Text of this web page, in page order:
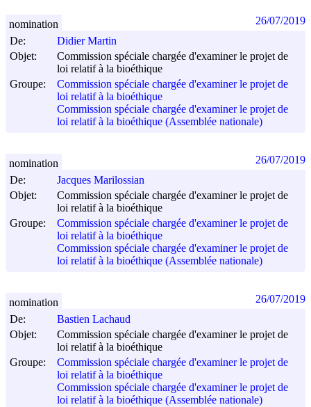
De:
Didier Martin
Objet:
Commission spéciale chargée d'examiner le projet de
loi relatif à la bioéthique
Groupe:
Commission spéciale chargée d'examiner le projet de
loi relatif à la bioéthique
Commission spéciale chargée d'examiner le projet de
loi relatif à la bioéthique (Assemblée nationale)
nomination 26/07/2019
De:
Jacques Marilossian
Objet:
Commission spéciale chargée d'examiner le projet de
loi relatif à la bioéthique
Groupe:
Commission spéciale chargée d'examiner le projet de
loi relatif à la bioéthique
Commission spéciale chargée d'examiner le projet de
loi relatif à la bioéthique (Assemblée nationale)
nomination 26/07/2019
De:
Bastien Lachaud
Objet:
Commission spéciale chargée d'examiner le projet de
loi relatif à la bioéthique
Groupe:
Commission spéciale chargée d'examiner le projet de
loi relatif à la bioéthique
Commission spéciale chargée d'examiner le projet de
loi relatif à la bioéthique (Assemblée nationale)
nomination 26/07/2019